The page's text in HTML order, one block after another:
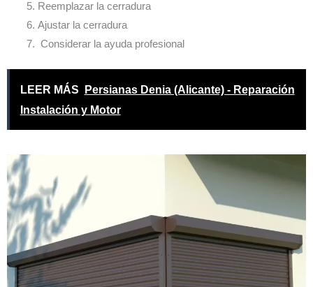
Reemplazar la cerradura
Ajustar la cerradura
Considerar la ayuda profesional
LEER MÁS
Persianas Denia (Alicante) - Reparación
Instalación y Motor